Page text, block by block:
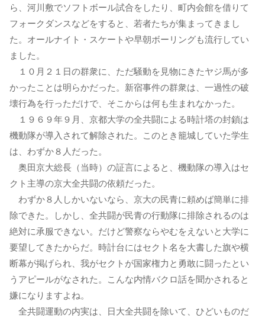
ら、河川敷でソフトボール試合をしたり、町内会館を借りて
フォークダンスなどをすると、若者たちが集まってきまし
た。オールナイト・スケートや早朝ボーリングも流行してい
ました。
１０月２１日の群衆に、ただ騒動を見物にきたヤジ馬が多
かったことは明らかだった。新宿事件の群衆は、一過性の破
壊行為を行っただけで、そこからは何も生まれなかった。
１９６９年９月、京都大学の全共闘による時計塔の封鎖は
機動隊が導入されて解除された。このとき籠城していた学生
は、わずか８人だった。
奥田京大総長（当時）の証言によると、機動隊の導入はセ
クト主導の京大全共闘の依頼だった。
わずか８人しかいないなら、京大の民青に頼めば簡単に排
除できた。しかし、全共闘が民青の行動隊に排除されるのは
絶対に承服できない。だけど警察ならやむをえないと大学に
要望してきたからだ。時計台にはセクト名を大書した旗や横
断幕が掲げられ、我がセクトが国家権力と勇敢に闘ったとい
うアピールがなされた。こんな内情バクロ話を聞かされると
嫌になりますよね。
全共闘運動の内実は、日大全共闘を除いて、ひどいものだ